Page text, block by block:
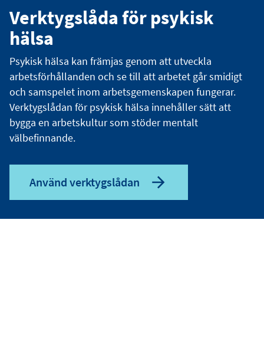
Verktygslåda för psykisk
hälsa
Psykisk hälsa kan främjas genom att utveckla
arbetsförhållanden och se till att arbetet går smidigt
och samspelet inom arbetsgemenskapen fungerar.
Verktygslådan för psykisk hälsa innehåller sätt att
bygga en arbetskultur som stöder mentalt
välbefinnande.
Använd verktygslådan